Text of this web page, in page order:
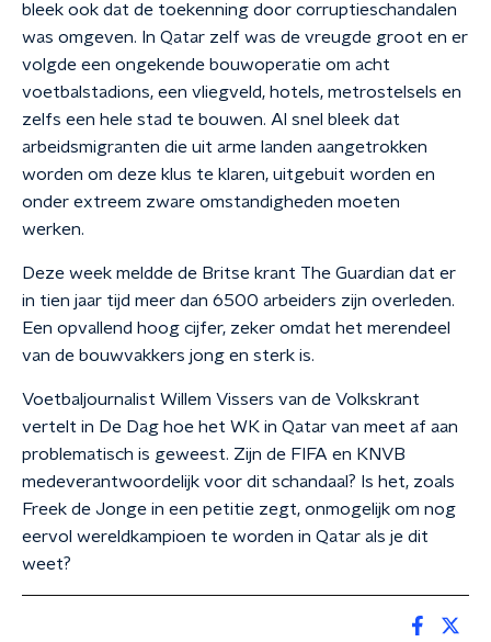
bleek ook dat de toekenning door corruptieschandalen
was omgeven. In Qatar zelf was de vreugde groot en er
volgde een ongekende bouwoperatie om acht
voetbalstadions, een vliegveld, hotels, metrostelsels en
zelfs een hele stad te bouwen. Al snel bleek dat
arbeidsmigranten die uit arme landen aangetrokken
worden om deze klus te klaren, uitgebuit worden en
onder extreem zware omstandigheden moeten
werken.
Deze week meldde de Britse krant The Guardian dat er
in tien jaar tijd meer dan 6500 arbeiders zijn overleden.
Een opvallend hoog cijfer, zeker omdat het merendeel
van de bouwvakkers jong en sterk is.
Voetbaljournalist Willem Vissers van de Volkskrant
vertelt in De Dag hoe het WK in Qatar van meet af aan
problematisch is geweest. Zijn de FIFA en KNVB
medeverantwoordelijk voor dit schandaal? Is het, zoals
Freek de Jonge in een petitie zegt, onmogelijk om nog
eervol wereldkampioen te worden in Qatar als je dit
weet?